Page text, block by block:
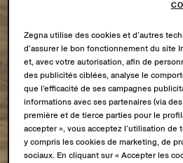
Zegna utilise des cookies et d’autres
d’assurer le bon fonctionnement du site
et, avec votre autorisation, afin de
des publicités ciblées, analyse le
que l’efficacité de ses campagnes
informations avec ses partenaires (via
première et de tierce parties pour le
accepter », vous acceptez l’utilisation de
y compris les cookies de marketing, de
sociaux. En cliquant sur « Accepter les